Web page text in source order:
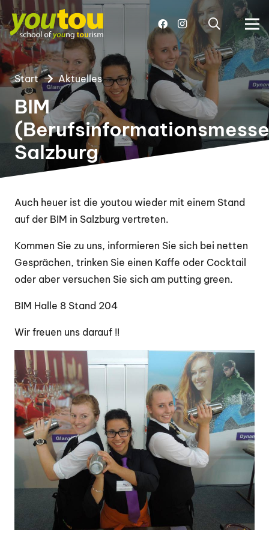
Start Aktuelles
BIM
Salzburg
Auch heuer ist die youtou wieder mit einem Stand
auf der BIM in Salzburg vertreten.
Kommen Sie zu uns, informieren Sie sich bei netten
Gesprächen, trinken Sie einen Kaffe oder Cocktail
oder aber versuchen Sie sich am putting green.
BIM Halle 8 Stand 204
Wir freuen uns darauf !!